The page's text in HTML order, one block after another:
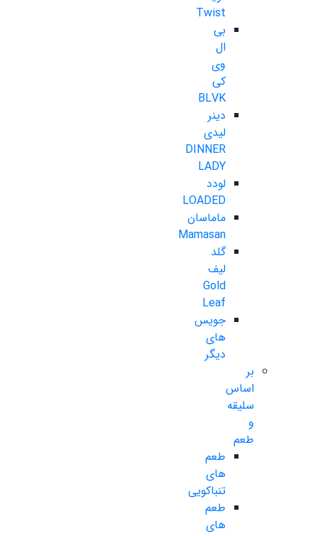
Twist
بی
ال
وی
کی
BLVK
دینر
لیدی
DINNER
LADY
لودد
LOADED
ماماسان
Mamasan
گلد
لیف
Gold
Leaf
جویس
های
دیگر
بر
اساس
سلیقه
و
طعم
طعم
های
تنباکویی
طعم
های